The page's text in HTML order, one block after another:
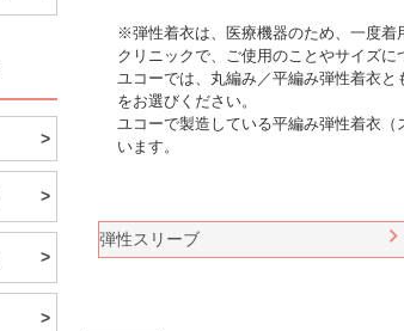
※弾性着衣は、医療機器のため、一度着
クリニックで、ご使用のことやサイズに
ユコーでは、丸編み／平編み弾性着衣
をお選びください。
ユコーで製造している平編み弾性着衣
います。
弾性スリーブ